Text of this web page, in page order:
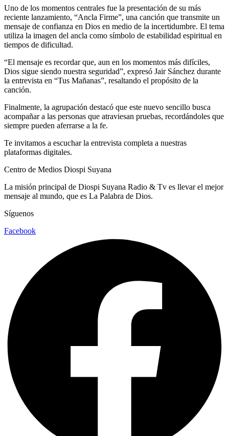
Uno de los momentos centrales fue la presentación de su más
reciente lanzamiento, “Ancla Firme”, una canción que transmite un
mensaje de confianza en Dios en medio de la incertidumbre. El tema
utiliza la imagen del ancla como símbolo de estabilidad espiritual en
tiempos de dificultad.
“El mensaje es recordar que, aun en los momentos más difíciles,
Dios sigue siendo nuestra seguridad”, expresó Jair Sánchez durante
la entrevista en “Tus Mañanas”, resaltando el propósito de la
canción.
Finalmente, la agrupación destacó que este nuevo sencillo busca
acompañar a las personas que atraviesan pruebas, recordándoles que
siempre pueden aferrarse a la fe.
Te invitamos a escuchar la entrevista completa a nuestras
plataformas digitales.
Centro de Medios Diospi Suyana
La misión principal de Diospi Suyana Radio & Tv es llevar el mejor
mensaje al mundo, que es La Palabra de Dios.
Síguenos
Facebook